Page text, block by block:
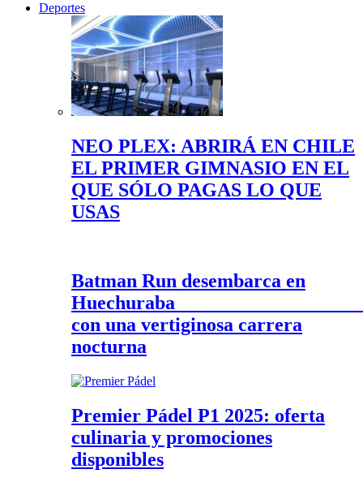
Deportes
NEO PLEX: ABRIRÁ EN CHILE
EL PRIMER GIMNASIO EN EL
QUE SÓLO PAGAS LO QUE
USAS
Batman Run desembarca en
con una vertiginosa carrera
nocturna
Premier Pádel P1 2025: oferta
culinaria y promociones
disponibles